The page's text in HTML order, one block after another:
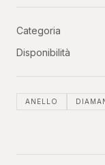
Categoria
Disponibilità
ANELLO